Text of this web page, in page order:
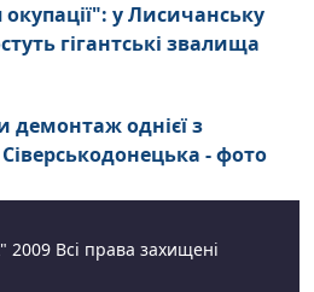
у Лисичанську
гігантські звалища
демонтаж однієї з
- фото
Всі права захищені